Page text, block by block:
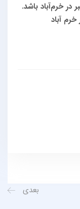
در خرم‌آباد باشد.
آباد
بعدی